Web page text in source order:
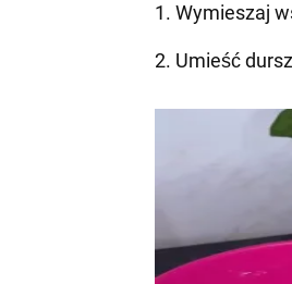
1. Wymieszaj
2. Umieść